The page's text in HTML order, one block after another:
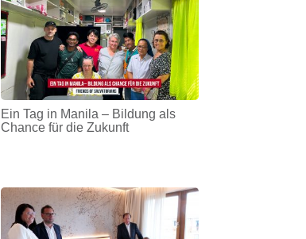
Ein Tag in Manila – Bildung als
Chance für die Zukunft